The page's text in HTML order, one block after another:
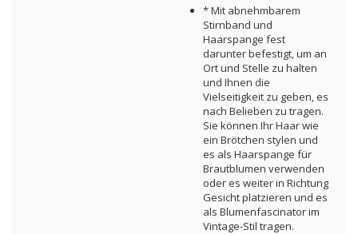
* Mit abnehmbarem
Stirnband und
Haarspange fest
darunter befestigt, um an
Ort und Stelle zu halten
und Ihnen die
Vielseitigkeit zu geben, es
nach Belieben zu tragen.
Sie können Ihr Haar wie
ein Brötchen stylen und
es als Haarspange für
Brautblumen verwenden
oder es weiter in Richtung
Gesicht platzieren und es
als Blumenfascinator im
Vintage-Stil tragen.